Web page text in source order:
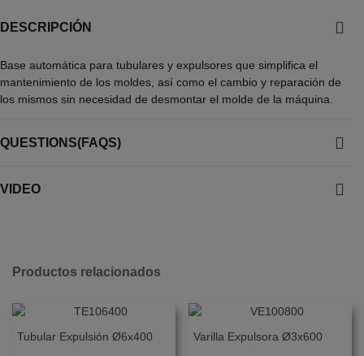
DESCRIPCIÓN
Base automática para tubulares y expulsores que simplifica el
mantenimiento de los moldes, así como el cambio y reparación de
los mismos sin necesidad de desmontar el molde de la máquina.
QUESTIONS(FAQS)
VIDEO
Productos relacionados
Tubular Expulsión Ø6x400 Varilla Expulsora Ø3x600